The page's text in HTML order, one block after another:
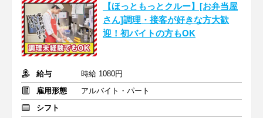
【ほっともっとクルー】[お弁当屋
さん]調理・接客が好きな方大歓
迎！初バイトの方もOK
給与
時給 1080円
雇用形態
アルバイト・パート
シフト